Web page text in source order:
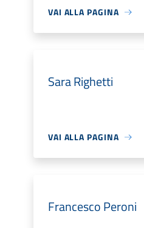
VAI ALLA PAGINA
Sara Righetti
VAI ALLA PAGINA
Francesco Peroni